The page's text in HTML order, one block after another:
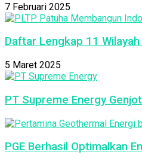
7 Februari 2025
Daftar Lengkap 11
5 Maret 2025
PT Supreme Energy
PGE Berhasil Optimalkan